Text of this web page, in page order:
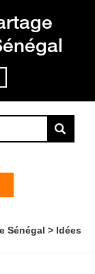
Sénégal Idées